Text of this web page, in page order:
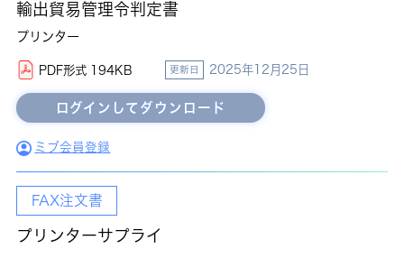
輸出貿易管理令判定書
プリンター
PDF形式 194KB 更新日 2025年12月25日
ミブ会員登録
FAX注文書
プリンターサプライ